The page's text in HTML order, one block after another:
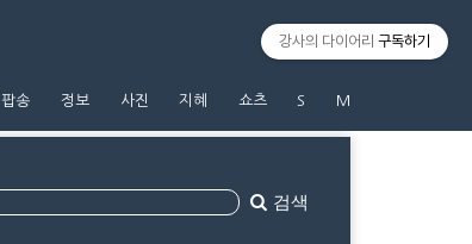
팝송 정보 사진 지혜 쇼츠 S M
검색
강사의 다이어리 구독하기